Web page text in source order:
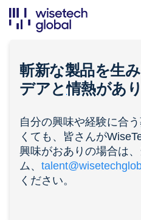
斬新な製品を生
デアと情熱があ
自分の興味や経験に合
くても、皆さんが
興味がおありの場合は
ム、
ください。